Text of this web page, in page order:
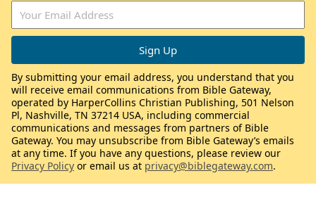
By submitting your email address, you understand that you
will receive email communications from Bible Gateway,
operated by HarperCollins Christian Publishing, 501 Nelson
Pl, Nashville, TN 37214 USA, including commercial
communications and messages from partners of Bible
Gateway. You may unsubscribe from Bible Gateway’s emails
at any time. If you have any questions, please review our
Privacy Policy or email us at privacy@biblegateway.com.